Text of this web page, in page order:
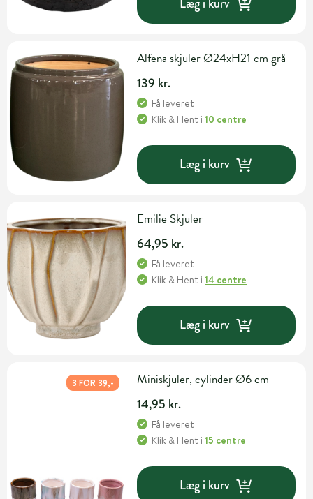
Læg i kurv
Alfena skjuler Ø24xH21 cm grå
139 kr.
Få leveret
Klik & Hent i10 centre
Læg i kurv
Emilie Skjuler
64,95 kr.
Få leveret
Klik & Hent i14 centre
Læg i kurv
3 FOR 39,- Miniskjuler, cylinder Ø6 cm
14,95 kr.
Få leveret
Klik & Hent i15 centre
Læg i kurv